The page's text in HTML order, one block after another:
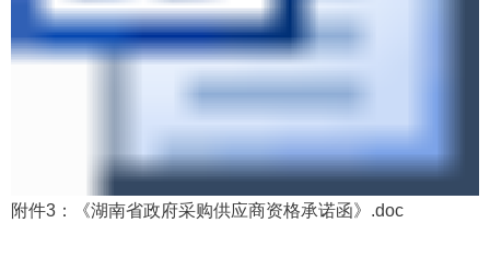
附件3：《湖南省政府采购供应商资格承诺函》.doc